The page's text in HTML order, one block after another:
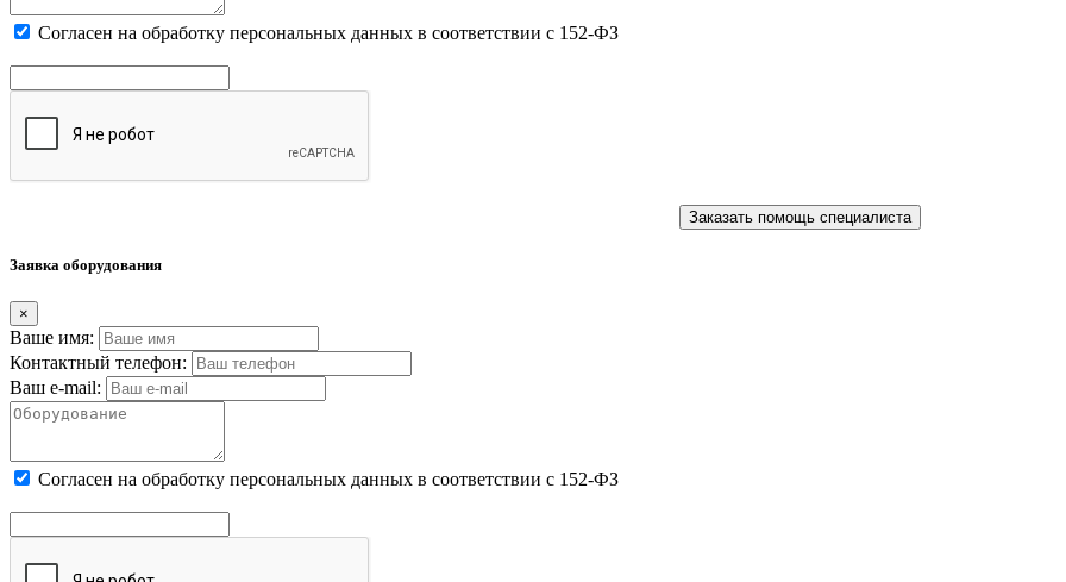
Cогласен на обработку персональных данных в соответствии с 152-ФЗ
Заказать помощь специалиста
Заявка оборудования
×
Ваше имя:
Контактный телефон:
Ваш e-mail:
Cогласен на обработку персональных данных в соответствии с 152-ФЗ